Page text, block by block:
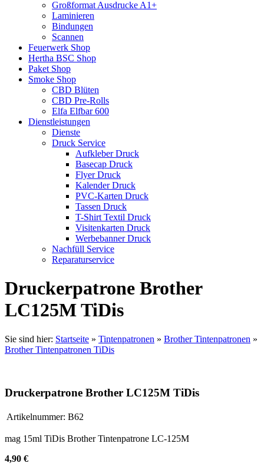
Großformat Ausdrucke A1+
Laminieren
Bindungen
Scannen
Feuerwerk Shop
Hertha BSC Shop
Paket Shop
Smoke Shop
CBD Blüten
CBD Pre-Rolls
Elfa Elfbar 600
Dienstleistungen
Dienste
Druck Service
Aufkleber Druck
Basecap Druck
Flyer Druck
Kalender Druck
PVC-Karten Druck
Tassen Druck
T-Shirt Textil Druck
Visitenkarten Druck
Werbebanner Druck
Nachfüll Service
Reparaturservice
Druckerpatrone Brother
LC125M TiDis
Sie sind hier: Startseite » Tintenpatronen » Brother Tintenpatronen »
Brother Tintenpatronen TiDis
Druckerpatrone Brother LC125M TiDis
Artikelnummer: B62
mag 15ml TiDis Brother Tintenpatrone LC-125M
4,90 €